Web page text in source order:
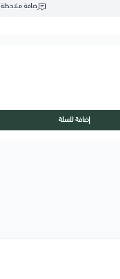
إضافة ملاحظة
إضافة للسلة